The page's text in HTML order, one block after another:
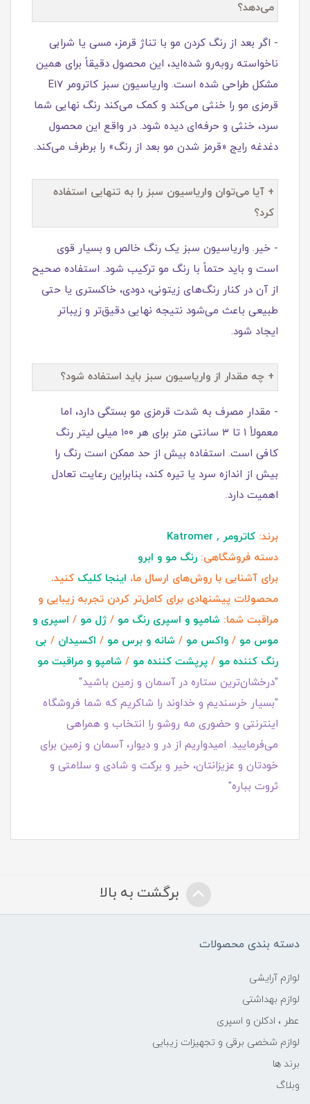
می‌دهد؟
- اگر بعد از رنگ کردن مو با تناژ قرمز، مسی یا شرابی
ناخواسته روبه‌رو شده‌اید، این محصول دقیقاً برای همین
مشکل طراحی شده است. واریاسیون سبز کاترومر E17
قرمزی مو را خنثی می‌کند و کمک می‌کند رنگ نهایی شما
سرد، خنثی و حرفه‌ای دیده شود. در واقع این محصول
دغدغه رایج «قرمز شدن مو بعد از رنگ» را برطرف می‌کند.
+ آیا می‌توان واریاسیون سبز را به تنهایی استفاده
کرد؟
- خیر. واریاسیون سبز یک رنگ خالص و بسیار قوی
است و باید حتماً با رنگ مو ترکیب شود. استفاده صحیح
از آن در کنار رنگ‌های زیتونی، دودی، خاکستری یا حتی
طبیعی باعث می‌شود نتیجه نهایی دقیق‌تر و زیباتر
ایجاد شود.
+ چه مقدار از واریاسیون سبز باید استفاده شود؟
- مقدار مصرف به شدت قرمزی مو بستگی دارد، اما
معمولاً ۱ تا ۳ سانتی‌ متر برای هر ۱۰۰ میلی‌ لیتر رنگ
کافی است. استفاده بیش از حد ممکن است رنگ را
بیش از اندازه سرد یا تیره کند، بنابراین رعایت تعادل
اهمیت دارد.
برند: کاترومر , Katromer
دسته فروشگاهی: رنگ مو و ابرو
برای آشنایی با روش‌های ارسال ما، اینجا کلیک کنید.
محصولات پیشنهادی برای کامل‌تر کردن تجربه زیبایی و
مراقبت شما: شامپو و اسپری رنگ مو / ژل مو / اسپری و
موس مو / واکس مو / شانه و برس مو / اکسیدان / بی
رنگ کننده مو / پرپشت کننده مو / شامپو و مراقبت مو
"درخشان‌ترین ستاره در آسمان و زمین باشید"
"بسیار خرسندیم و خداوند را شاکریم که شما فروشگاه
اینترنتی و حضوری مه روشو را انتخاب و همراهی
می‌فرمایید. امیدواریم از در و دیوار، آسمان و زمین برای
خودتان و عزیزانتان، خیر و برکت و شادی و سلامتی و
ثروت بباره"
برگشت به بالا
دسته بندی محصولات
لوازم آرایشی
لوازم بهداشتی
عطر ، ادکلن و اسپری
لوازم شخصی برقی و تجهیزات زیبایی
برند ها
وبلاگ